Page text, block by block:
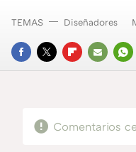
FACEBOOK
TWITTERFLIPBOARD
E-
TEMAS Diseñadores
Comentarios